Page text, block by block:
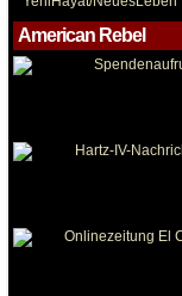
American Rebel